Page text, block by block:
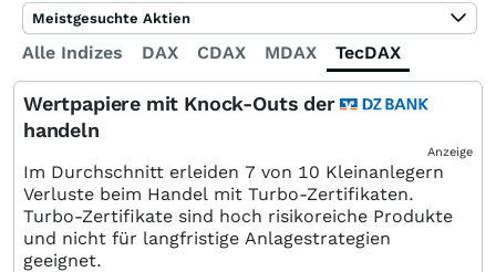
Alle Indizes DAX CDAX MDAX TecDAX
Meistgesuchte Aktien
Wertpapiere mit Knock-Outs der
handeln
Anzeige
Im Durchschnitt erleiden 7 von 10 Kleinanlegern
Verluste beim Handel mit Turbo-Zertifikaten.
Turbo-Zertifikate sind hoch risikoreiche Produkte
und nicht für langfristige Anlagestrategien
geeignet.